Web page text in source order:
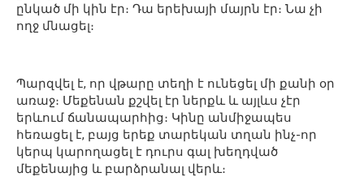
ընկած մի կին էր։ Դա երեխայի մայրն էր։ Նա չի
ողջ մնացել։
Պարզվել է, որ վթարը տեղի է ունեցել մի քանի օր
առաջ։ Մեքենան քշվել էր ներքև և այլևս չէր
երևում ճանապարհից։ Կինը անմիջապես
հեռացել է, բայց երեք տարեկան տղան ինչ-որ
կերպ կարողացել է դուրս գալ խեղդված
մեքենայից և բարձրանալ վերև։